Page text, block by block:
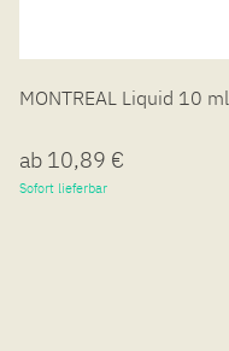
MONTREAL Liquid 10 ml
ab 10,89 €
Sofort lieferbar